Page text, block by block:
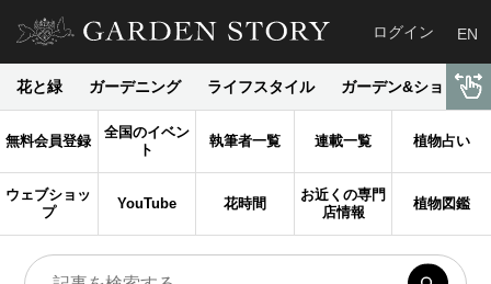
ログイン EN
花と緑 ガーデニング ライフスタイル ガーデン&ショップ
無料会員登録
全国のイベン
ト
執筆者一覧 連載一覧 植物占い
ウェブショッ
プ
YouTube 花時間
お近くの専門
店情報
植物図鑑